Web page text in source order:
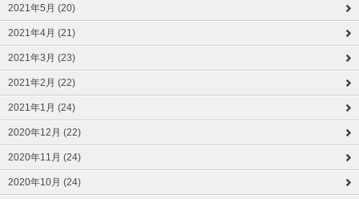
2021年5月 (20)
2021年4月 (21)
2021年3月 (23)
2021年2月 (22)
2021年1月 (24)
2020年12月 (22)
2020年11月 (24)
2020年10月 (24)